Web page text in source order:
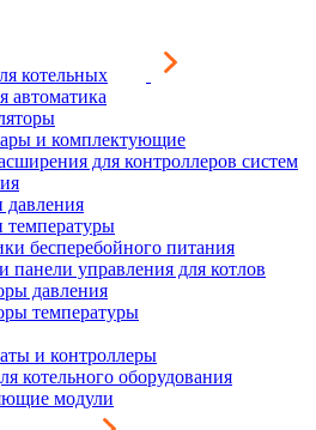
котельных
автоматика
и комплектующие
для контроллеров систем
давления
температуры
бесперебойного питания
панели управления для котлов
давления
температуры
и контроллеры
котельного оборудования
модули